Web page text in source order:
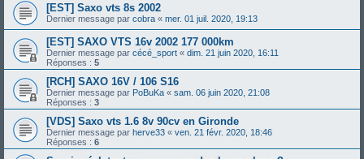
[EST] Saxo vts 8s 2002
Dernier message par cobra « mer. 01 juil. 2020, 19:13
[EST] SAXO VTS 16v 2002 177 000km
Dernier message par cécé_sport « dim. 21 juin 2020, 16:11
Réponses : 5
[RCH] SAXO 16V / 106 S16
Dernier message par PoBuKa « sam. 06 juin 2020, 21:08
Réponses : 3
[VDS] Saxo vts 1.6 8v 90cv en Gironde
Dernier message par herve33 « ven. 21 févr. 2020, 18:46
Réponses : 6